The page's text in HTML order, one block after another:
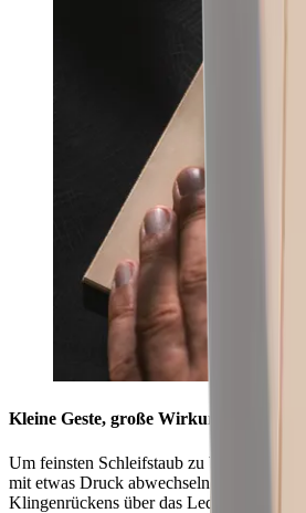
Kleine Geste, große Wirkung
Um feinsten Schleifstaub zu beseitigen,
mit etwas Druck abwechselnd von
Klingenrückens über das Leder.